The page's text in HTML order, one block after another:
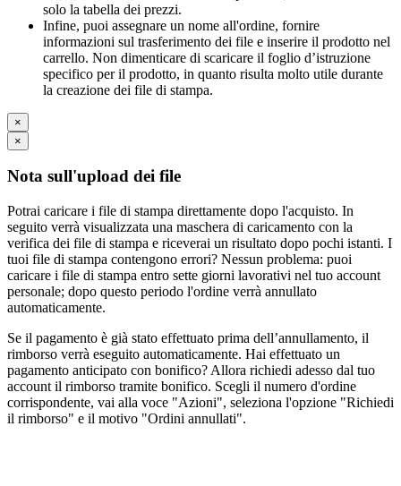
solo la tabella dei prezzi.
Infine, puoi assegnare un nome all'ordine, fornire
informazioni sul trasferimento dei file e inserire il prodotto nel
carrello. Non dimenticare di scaricare il foglio d’istruzione
specifico per il prodotto, in quanto risulta molto utile durante
la creazione dei file di stampa.
×
×
Nota sull'upload dei file
Potrai caricare i file di stampa direttamente dopo l'acquisto. In
seguito verrà visualizzata una maschera di caricamento con la
verifica dei file di stampa e riceverai un risultato dopo pochi istanti. I
tuoi file di stampa contengono errori? Nessun problema: puoi
caricare i file di stampa entro sette giorni lavorativi nel tuo account
personale; dopo questo periodo l'ordine verrà annullato
automaticamente.
Se il pagamento è già stato effettuato prima dell’annullamento, il
rimborso verrà eseguito automaticamente. Hai effettuato un
pagamento anticipato con bonifico? Allora richiedi adesso dal tuo
account il rimborso tramite bonifico. Scegli il numero d'ordine
corrispondente, vai alla voce "Azioni", seleziona l'opzione "Richiedi
il rimborso" e il motivo "Ordini annullati".